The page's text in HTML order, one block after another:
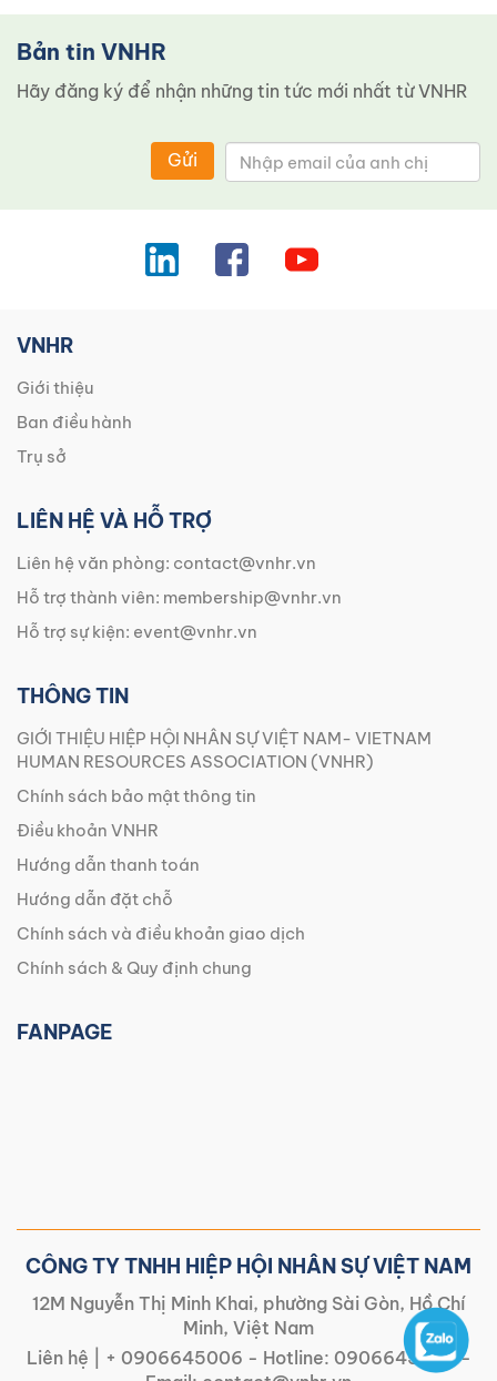
Bản tin VNHR
Hãy đăng ký để nhận những tin tức mới nhất từ ​​VNHR
Gửi
VNHR
Giới thiệu
Ban điều hành
Trụ sở
LIÊN HỆ VÀ HỖ TRỢ
Liên hệ văn phòng: contact@vnhr.vn
Hỗ trợ thành viên: membership@vnhr.vn
Hỗ trợ sự kiện: event@vnhr.vn
THÔNG TIN
GIỚI THIỆU HIỆP HỘI NHÂN SỰ VIỆT NAM- VIETNAM
HUMAN RESOURCES ASSOCIATION (VNHR)
Chính sách bảo mật thông tin
Điều khoản VNHR
Hướng dẫn thanh toán
Hướng dẫn đặt chỗ
Chính sách và điều khoản giao dịch
Chính sách & Quy định chung
FANPAGE
CÔNG TY TNHH HIỆP HỘI NHÂN SỰ VIỆT NAM
12M Nguyễn Thị Minh Khai, phường Sài Gòn, Hồ Chí
Minh, Việt Nam
Liên hệ |
+ 0906645006 - Hotline: 0906645006-